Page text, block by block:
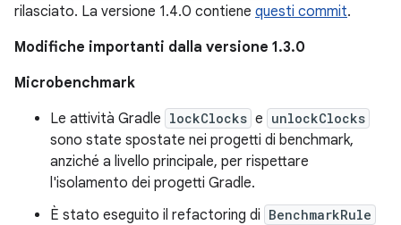
rilasciato. La versione 1.4.0 contiene questi commit.
Modifiche importanti dalla versione 1.3.0
Microbenchmark
Le attività Gradle lockClocks e unlockClocks
sono state spostate nei progetti di benchmark,
anziché a livello principale, per rispettare
l'isolamento dei progetti Gradle.
È stato eseguito il refactoring di BenchmarkRule